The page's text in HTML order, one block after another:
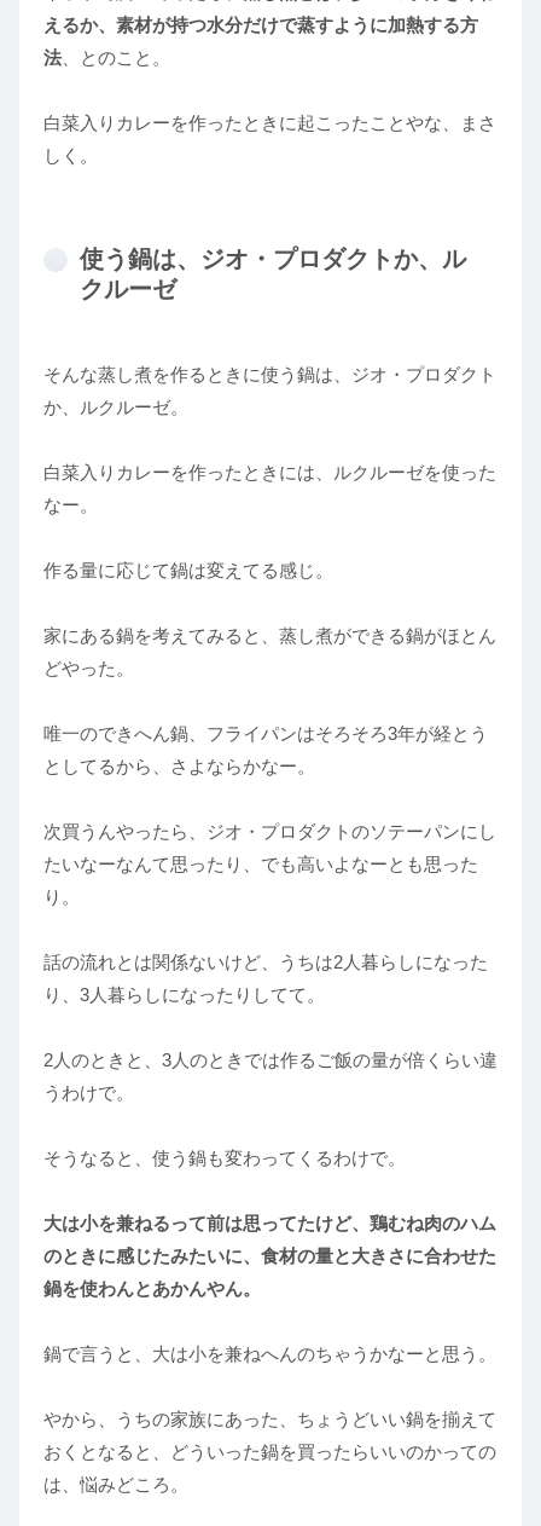
えるか、素材が持つ水分だけで蒸すように加熱する方
法 、とのこと。
白菜入りカレーを作ったときに起こったことやな、まさ
しく。
使う鍋は、ジオ・プロダクトか、ル
クルーゼ
そんな蒸し煮を作るときに使う鍋は、ジオ・プロダクト
か、ルクルーゼ。
白菜入りカレーを作ったときには、ルクルーゼを使った
なー。
作る量に応じて鍋は変えてる感じ。
家にある鍋を考えてみると、蒸し煮ができる鍋がほとん
どやった。
唯一のできへん鍋、フライパンはそろそろ3年が経とう
としてるから、さよならかなー。
次買うんやったら、ジオ・プロダクトのソテーパンにし
たいなーなんて思ったり、でも高いよなーとも思った
り。
話の流れとは関係ないけど、うちは2人暮らしになった
り、3人暮らしになったりしてて。
2人のときと、3人のときでは作るご飯の量が倍くらい違
うわけで。
そうなると、使う鍋も変わってくるわけで。
大は小を兼ねるって前は思ってたけど、鶏むね肉のハム
のときに感じたみたいに、食材の量と大きさに合わせた
鍋を使わんとあかんやん。
鍋で言うと、大は小を兼ねへんのちゃうかなーと思う。
やから、うちの家族にあった、ちょうどいい鍋を揃えて
おくとなると、どういった鍋を買ったらいいのかっての
は、悩みどころ。